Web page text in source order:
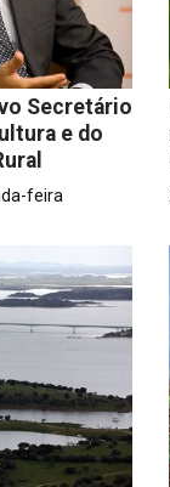
Secretário
e do
feira